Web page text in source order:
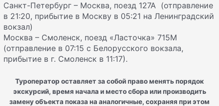
Санкт-Петербург – Москва, поезд 127А (отправление
в 21:20, прибытие в Москву в 05:21 на Ленинградский
вокзал)
Москва – Смоленск, поезд «Ласточка» 715М
(отправление в 07:15 с Белорусского вокзала,
прибытие в г. Смоленск в 11:17).
Туроператор оставляет за собой право менять порядок
экскурсий, время начала и место сбора или производить
замену объекта показа на аналогичные, сохраняя при этом